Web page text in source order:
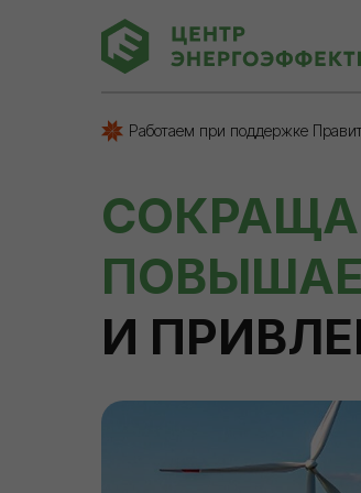
И
Работаем при поддержке